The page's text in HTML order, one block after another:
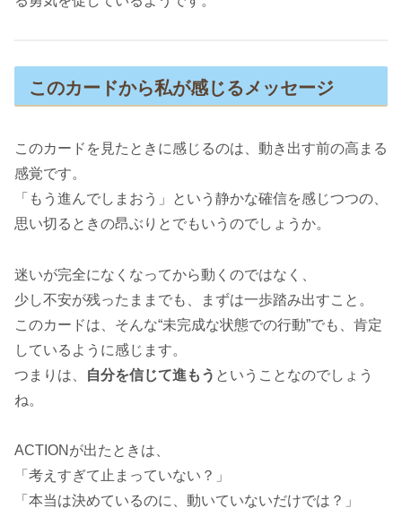
このカードから私が感じるメッセージ
このカードを見たときに感じるのは、動き出す前の高まる
感覚です。
「もう進んでしまおう」という静かな確信を感じつつの、
思い切るときの昂ぶりとでもいうのでしょうか。
迷いが完全になくなってから動くのではなく、
少し不安が残ったままでも、まずは一歩踏み出すこと。
このカードは、そんな“未完成な状態での行動”でも、肯定
しているように感じます。
つまりは、
自分を信じて進もう ということなのでしょう
ね。
ACTIONが出たときは、
「考えすぎて止まっていない？」
「本当は決めているのに、動いていないだけでは？」